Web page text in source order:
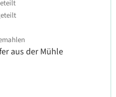
aus der Mühle